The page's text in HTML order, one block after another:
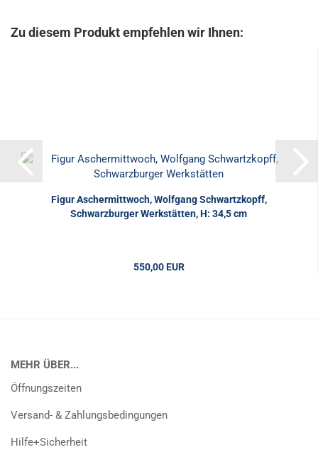
Zu diesem Produkt empfehlen wir Ihnen:
Figur Aschermittwoch, Wolfgang Schwartzkopff,
Schwarzburger Werkstätten, H: 34,5 cm
550,00 EUR
MEHR ÜBER...
Öffnungszeiten
Versand- & Zahlungsbedingungen
Hilfe+Sicherheit